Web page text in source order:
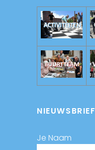
NIEUWSBRIEF
Je Naam